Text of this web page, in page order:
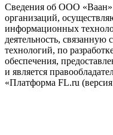
Сведения об ООО «Ваан»
организаций,
информационных
деятельность,
технологий, по
обеспечения,
и является
«Платформа FL.ru